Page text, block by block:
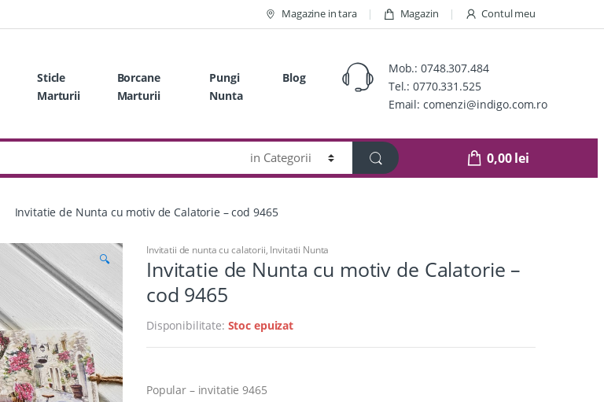
Magazine in tara Magazin Contul meu
Sticle
Marturii
Borcane
Marturii
Pungi
Nunta
Blog
Mob.:0748.307.484
Tel.:0770.331.525
Email: comenzi@indigo.com.ro
0,00lei
Invitatie de Nunta cu motiv de Calatorie – cod 9465
🔍
Invitatii de nunta cu calatorii, Invitatii Nunta
Invitatie de Nunta cu motiv de Calatorie –
cod 9465
Disponibilitate: Stoc epuizat
Popular – invitatie 9465